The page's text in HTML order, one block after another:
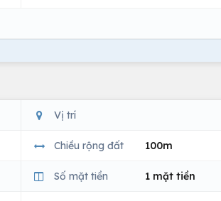
Vị trí
Chiều rộng đất 100m
Số mặt tiền 1 mặt tiền